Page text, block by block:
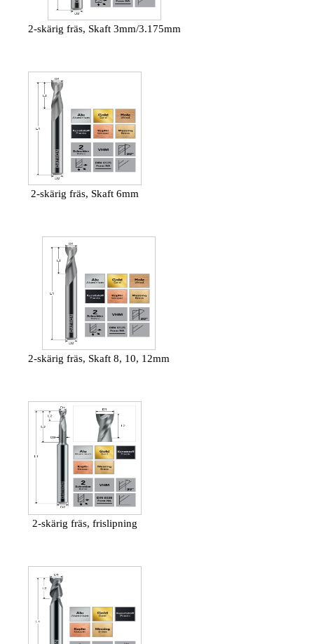
2-skärig fräs, Skaft 3mm/3.175mm
2-skärig fräs, Skaft 6mm
2-skärig fräs, Skaft 8, 10, 12mm
2-skärig fräs, frislipning